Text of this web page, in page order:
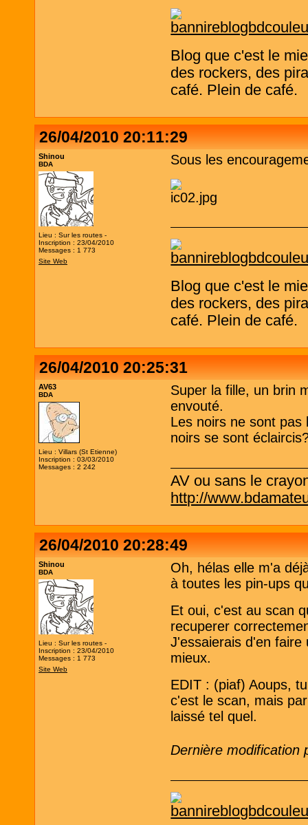
Blog que c'est le
des rockers, des
café. Plein de café.
26/04/2010 20:11:29
Shinou
BDA
Lieu : Sur les routes -
Inscription : 23/04/2010
Messages : 1 773
Site Web
Sous les
Blog que c'est le
des rockers, des
café. Plein de café.
26/04/2010 20:25:31
AV63
BDA
Lieu : Villars (St Etienne)
Inscription : 03/03/2010
Messages : 2 242
Super la fille, un brin
envouté.
Les noirs ne sont pas
noirs se sont
AV ou sans le
http://
26/04/2010 20:28:49
Shinou
BDA
Lieu : Sur les routes -
Inscription : 23/04/2010
Messages : 1 773
Site Web
Oh, hélas elle m'a
à toutes les pin-ups
Et oui, c'est au scan
recuperer
J'essaierais d'en
mieux.
EDIT : (piaf) Aoups,
c'est le scan, mais
laissé tel quel.
Dernière modification